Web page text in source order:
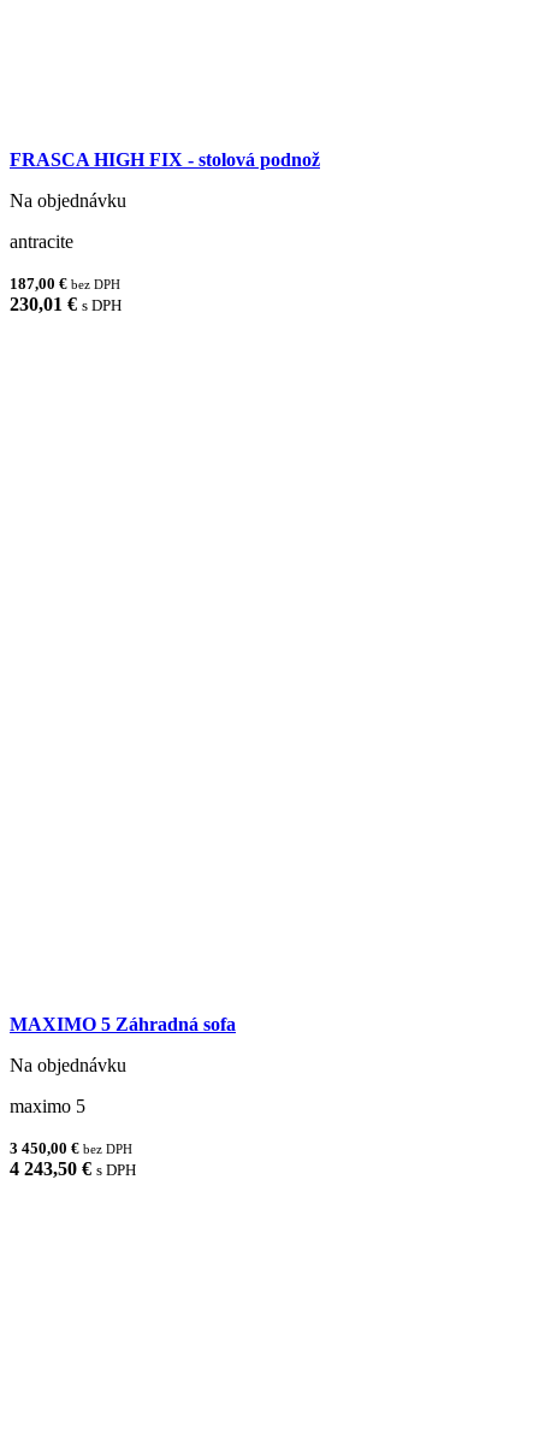
FRASCA HIGH FIX - stolová podnož
Na objednávku
antracite
187,00 € bez DPH
230,01 € s DPH
MAXIMO 5 Záhradná sofa
Na objednávku
maximo 5
3 450,00 € bez DPH
4 243,50 € s DPH